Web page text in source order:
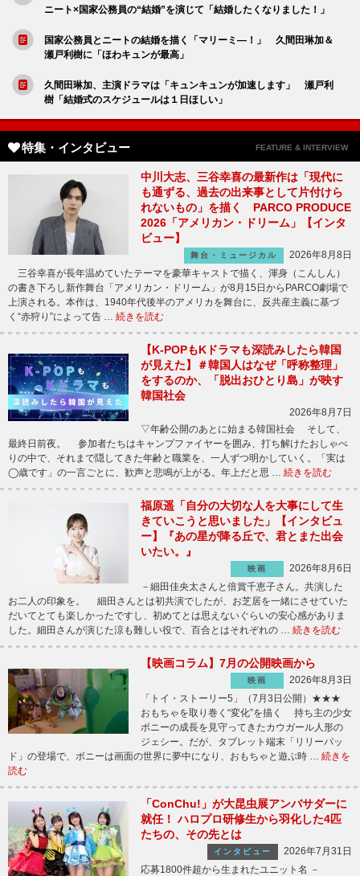
ニート×国家公務員の“結婚”を演じて「結婚したくなりました！」
国家公務員とニートの結婚を描く「マリーミ―！」 久間田琳加＆
瀬戸利樹に「ほわキュンが最高」
久間田琳加、主演ドラマは「キュンキュンが加速します」 瀬戸利
樹「結婚式のスケジュールは１日ほしい」
特集・インタビュー FEATURE & INTERVIEW
中川大志、三谷幸喜の最新作は「現代に
も通ずる、過去の出来事として片付けら
れないもの」を描く PARCO PRODUCE
2026「アメリカン・ドリーム」【インタ
ビュー】
舞台・ミュージカル
2026年8月8日
三谷幸喜が長年温めていたテーマを豪華キャストで描く、渾身（こんしん）
の書き下ろし新作舞台「アメリカン・ドリーム」が8月15日からPARCO劇場で
上演される。本作は、1940年代後半のアメリカを舞台に、反共産主義に基づ
く“赤狩り”によって告 … 続きを読む
【K-POPもKドラマも深読みしたら韓国
が見えた】＃韓国人はなぜ「呼称整理」
をするのか、「脱出おひとり島」が映す
韓国社会
2026年8月7日
▽年齢公開のあとに始まる韓国社会 そして、
最終日前夜。 参加者たちはキャンプファイヤーを囲み、打ち解けたおしゃべ
りの中で、それまで隠してきた年齢と職業を、一人ずつ明かしていく。「実は
◯歳です」の一言ごとに、歓声と悲鳴が上がる。年上だと思 … 続きを読む
福原遥「自分の大切な人を大事にして生
きていこうと思いました」【インタビュ
ー】『あの星が降る丘で、君とまた出会
いたい。』
映画
2026年8月6日
－細田佳央太さんと倍賞千恵子さん。共演した
お二人の印象を。 細田さんとは初共演でしたが、お芝居を一緒にさせていた
だいてとても楽しかったですし、初めてとは思えないぐらいの安心感がありま
した。細田さんが演じた涼も難しい役で、百合とはそれぞれの … 続きを読む
【映画コラム】7月の公開映画から
映画
2026年8月3日
「トイ・ストーリー5」（7月3日公開）★★★
おもちゃを取り巻く“変化”を描く 持ち主の少女
ボニーの成長を見守ってきたカウガール人形の
ジェシー。だが、タブレット端末「リリーパッ
ド」の登場で、ボニーは画面の世界に夢中になり、おもちゃと遊ぶ時 … 続きを
読む
「ConChu!」が大昆虫展アンバサダーに
就任！ ハロプロ研修生から羽化した4匹
たちの、その先とは
インタビュー
2026年7月31日
応募1800件超から生まれたユニット名 －